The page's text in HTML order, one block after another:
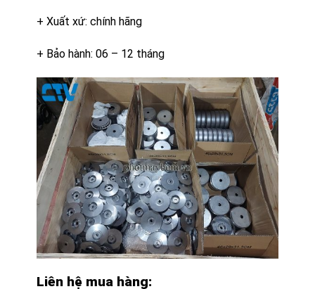
+ Xuất xứ: chính hãng
+ Bảo hành: 06 – 12 tháng
Liên hệ mua hàng: